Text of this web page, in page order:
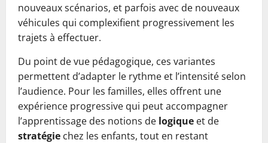
nouveaux scénarios, et parfois avec de nouveaux
véhicules qui complexifient progressivement les
trajets à effectuer.
Du point de vue pédagogique, ces variantes
permettent d’adapter le rythme et l’intensité selon
l’audience. Pour les familles, elles offrent une
expérience progressive qui peut accompagner
l’apprentissage des notions de logique et de
stratégie chez les enfants, tout en restant